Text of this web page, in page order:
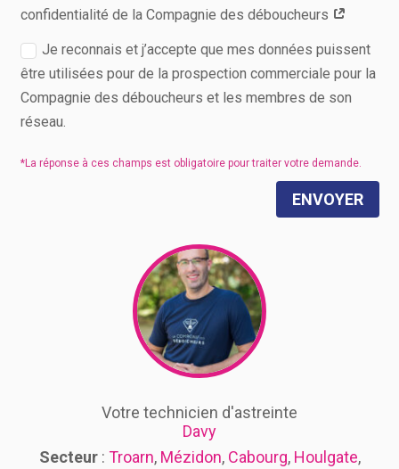
confidentialité de la Compagnie des déboucheurs
Je reconnais et j’accepte que mes données puissent
être utilisées pour de la prospection commerciale pour la
Compagnie des déboucheurs et les membres de son
réseau.
ENVOYER
Votre technicien d'astreinte
Davy
Secteur: Troarn, Mézidon, Cabourg, Houlgate,